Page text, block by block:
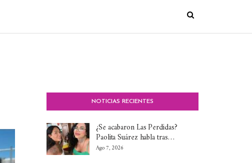
NOTICIAS RECIENTES
¿Se acabaron Las Perdidas?
Paolita Suárez habla tras…
Ago 7, 2026